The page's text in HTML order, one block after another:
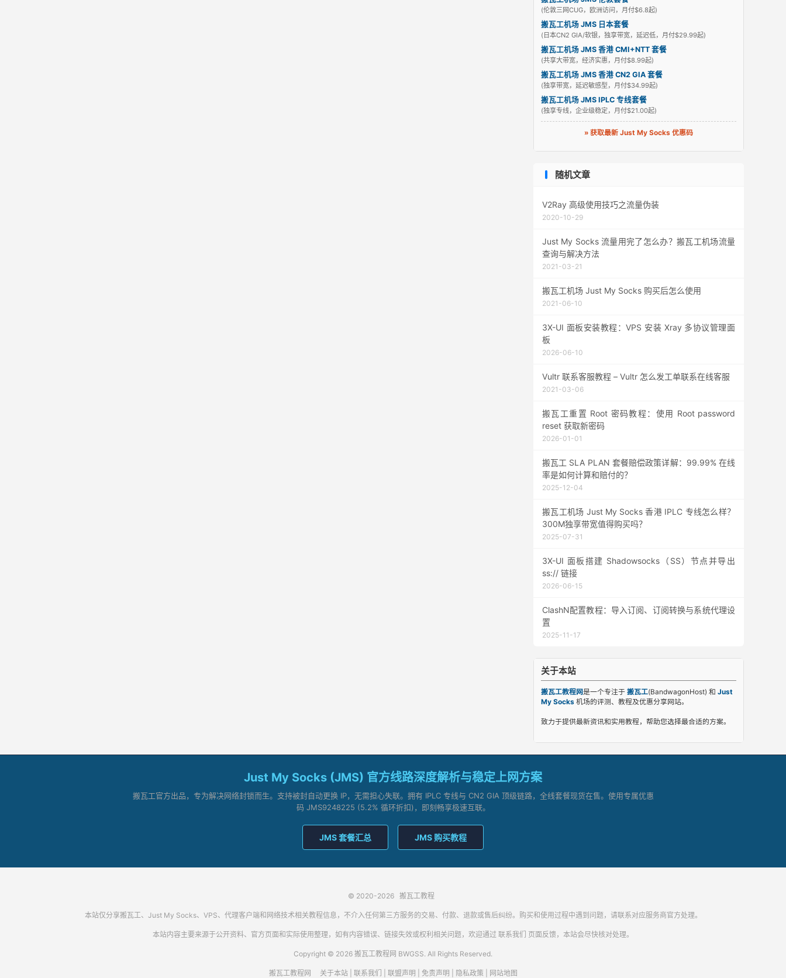
(伦敦三网CUG，欧洲访问，月付$6.8起)
搬瓦工机场 JMS 日本套餐
(日本CN2 GIA/软银，独享带宽，延迟低，月付$29.99起)
搬瓦工机场 JMS 香港 CMI+NTT 套餐
(共享大带宽，经济实惠，月付$8.99起)
搬瓦工机场 JMS 香港 CN2 GIA 套餐
(独享带宽，延迟敏感型，月付$34.99起)
搬瓦工机场 JMS IPLC 专线套餐
(独享专线，企业级稳定，月付$21.00起)
» 获取最新 Just My Socks 优惠码
随机文章
V2Ray 高级使用技巧之流量伪装
2020-10-29
Just My Socks 流量用完了怎么办？搬瓦工机场流量
查询与解决方法
2021-03-21
搬瓦工机场 Just My Socks 购买后怎么使用
2021-06-10
3X-UI 面板安装教程：VPS 安装 Xray 多协议管理面
板
2026-06-10
Vultr 联系客服教程 – Vultr 怎么发工单联系在线客服
2021-03-06
搬瓦工重置 Root 密码教程：使用 Root password
reset 获取新密码
2026-01-01
搬瓦工 SLA PLAN 套餐赔偿政策详解：99.99% 在线
率是如何计算和赔付的？
2025-12-04
搬瓦工机场 Just My Socks 香港 IPLC 专线怎么样？
300M独享带宽值得购买吗？
2025-07-31
3X-UI 面板搭建 Shadowsocks（SS）节点并导出
ss:// 链接
2026-06-15
ClashN配置教程：导入订阅、订阅转换与系统代理设
置
2025-11-17
关于本站
搬瓦工教程网是一个专注于 搬瓦工(BandwagonHost) 和 Just
My Socks 机场的评测、教程及优惠分享网站。
致力于提供最新资讯和实用教程，帮助您选择最合适的方案。
Just My Socks (JMS) 官方线路深度解析与稳定上网方案
搬瓦工官方出品，专为解决网络封锁而生。支持被封自动更换 IP，无需担心失联。拥有 IPLC 专线与 CN2 GIA 顶级链路，全线套餐现货在售。使用专属优惠
码 JMS9248225 (5.2% 循环折扣)，即刻畅享极速互联。
JMS 套餐汇总 JMS 购买教程
© 2020-2026 搬瓦工教程
本站仅分享搬瓦工、Just My Socks、VPS、代理客户端和网络技术相关教程信息，不介入任何第三方服务的交易、付款、退款或售后纠纷。购买和使用过程中遇到问题，请联系对应服务商官方处理。
本站内容主要来源于公开资料、官方页面和实际使用整理，如有内容错误、链接失效或权利相关问题，欢迎通过 联系我们 页面反馈，本站会尽快核对处理。
Copyright © 2026 搬瓦工教程网 BWGSS. All Rights Reserved.
搬瓦工教程网 关于本站| 联系我们 联盟声明 免责声明 隐私政策 网站地图